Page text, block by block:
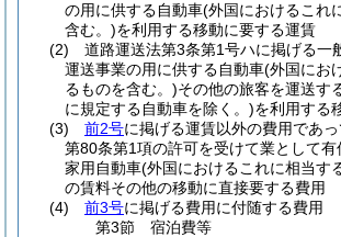
の用に供する自動車(外国におけるこれ
含む。)を利用する移動に要する運賃
(2)
道路運送法第3条第1号ハに掲げる一
運送事業の用に供する自動車(外国にお
るものを含む。)その他の旅客を運送す
に規定する自動車を除く。)を利用する
(3)
前2号に掲げる運賃以外の費用であ
第80条第1項の許可を受けて業として有
家用自動車(外国におけるこれに相当す
の賃料その他の移動に直接要する費用
(4)
前3号に掲げる費用に付随する費用
第3節
宿泊費等